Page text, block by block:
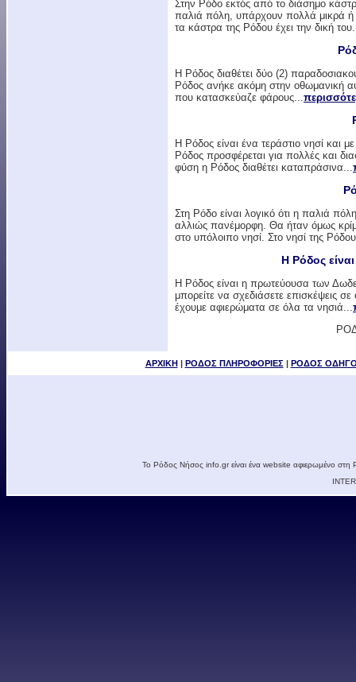
Στην Ρόδο εκτός από το διάσημο
παλιά πόλη, υπάρχουν πολλά μικρά
τα κάστρα της Ρόδου έχει την δική
H Ρόδος διαθέτει δύο (2)
Ρόδος ανήκε ακόμη στην οθωμανική
που κατασκεύαζε φάρους...
Η Ρόδος είναι ένα τεράστιο νησί και
Ρόδος προσφέρεται για πολλές και
φύση η Ρόδος διαθέτει καταπράσινα...
Στη Ρόδο είναι λογικό ότι η παλιά
αλλιώς πανέμορφη. Θα ήταν όμως
στο υπόλοιπο νησί. Στο νησί της
Η Ρόδος
Η Ρόδος είναι η πρωτεύουσα των
μπορείτε να σχεδιάσετε επισκέψεις
έχουμε αφιερώματα σε όλα τα νησιά...
ΑΡΧΙΚΗ| ΡΟΔΟΣ ΠΛΗΡΟΦΟΡΙΕΣ | ΡΟΔΟΣ
Το Ρόδος Νήσος info.gr είναι ένα website αφιερωμένο